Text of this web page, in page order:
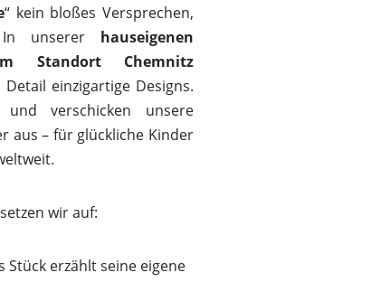
“ kein bloßes Versprechen,
In unserer hauseigenen
Standort Chemnitz
einzigartige Designs.
verschicken unsere
aus – für glückliche Kinder
wir auf:
Stück erzählt seine eigene